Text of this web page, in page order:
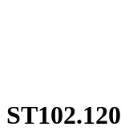
ST102.120